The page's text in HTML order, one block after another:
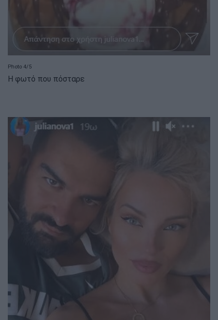
Photo 4/5
Η φωτό που πόσταρε